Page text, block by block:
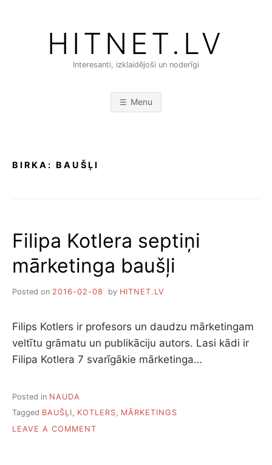
HITNET.LV
Interesanti, izklaidējoši un noderīgi
Menu
BIRKA: BAUŠĻI
Filipa Kotlera septiņi
mārketinga baušļi
Posted on 2016-02-08 by HITNET.LV
Filips Kotlers ir profesors un daudzu mārketingam
veltītu grāmatu un publikāciju autors. Lasi kādi ir
Filipa Kotlera 7 svarīgākie mārketinga…
Posted in NAUDA
Tagged BAUŠĻI, KOTLERS, MĀRKETINGS
LEAVE A COMMENT